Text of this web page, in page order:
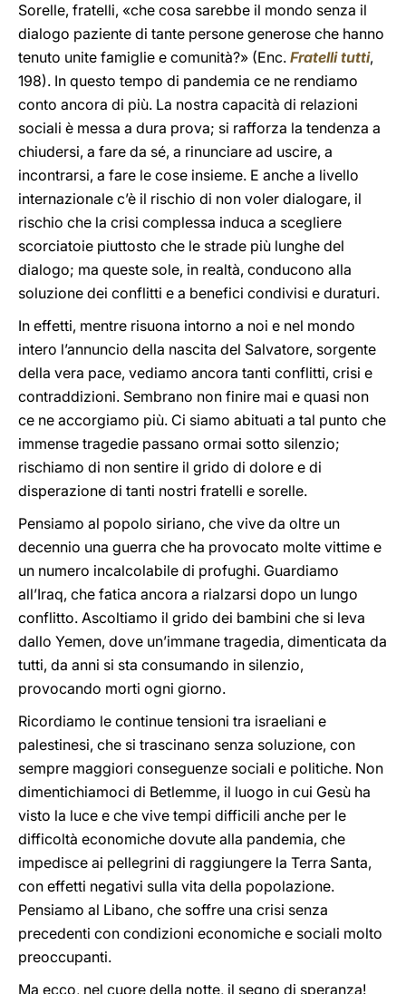
Sorelle, fratelli, «che cosa sarebbe il mondo senza il
dialogo paziente di tante persone generose che hanno
tenuto unite famiglie e comunità?» (Enc. Fratelli tutti,
198). In questo tempo di pandemia ce ne rendiamo
conto ancora di più. La nostra capacità di relazioni
sociali è messa a dura prova; si rafforza la tendenza a
chiudersi, a fare da sé, a rinunciare ad uscire, a
incontrarsi, a fare le cose insieme. E anche a livello
internazionale c’è il rischio di non voler dialogare, il
rischio che la crisi complessa induca a scegliere
scorciatoie piuttosto che le strade più lunghe del
dialogo; ma queste sole, in realtà, conducono alla
soluzione dei conflitti e a benefici condivisi e duraturi.
In effetti, mentre risuona intorno a noi e nel mondo
intero l’annuncio della nascita del Salvatore, sorgente
della vera pace, vediamo ancora tanti conflitti, crisi e
contraddizioni. Sembrano non finire mai e quasi non
ce ne accorgiamo più. Ci siamo abituati a tal punto che
immense tragedie passano ormai sotto silenzio;
rischiamo di non sentire il grido di dolore e di
disperazione di tanti nostri fratelli e sorelle.
Pensiamo al popolo siriano, che vive da oltre un
decennio una guerra che ha provocato molte vittime e
un numero incalcolabile di profughi. Guardiamo
all’Iraq, che fatica ancora a rialzarsi dopo un lungo
conflitto. Ascoltiamo il grido dei bambini che si leva
dallo Yemen, dove un’immane tragedia, dimenticata da
tutti, da anni si sta consumando in silenzio,
provocando morti ogni giorno.
Ricordiamo le continue tensioni tra israeliani e
palestinesi, che si trascinano senza soluzione, con
sempre maggiori conseguenze sociali e politiche. Non
dimentichiamoci di Betlemme, il luogo in cui Gesù ha
visto la luce e che vive tempi difficili anche per le
difficoltà economiche dovute alla pandemia, che
impedisce ai pellegrini di raggiungere la Terra Santa,
con effetti negativi sulla vita della popolazione.
Pensiamo al Libano, che soffre una crisi senza
precedenti con condizioni economiche e sociali molto
preoccupanti.
Ma ecco, nel cuore della notte, il segno di speranza!